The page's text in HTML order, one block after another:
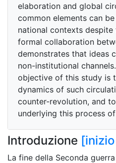
elaboration and global
common elements can
national contexts
formal collaboration
demonstrates that ideas
non-institutional
objective of this study is
dynamics of such
counter-revolution, and
underlying this process
Introduzione
La fine della Seconda